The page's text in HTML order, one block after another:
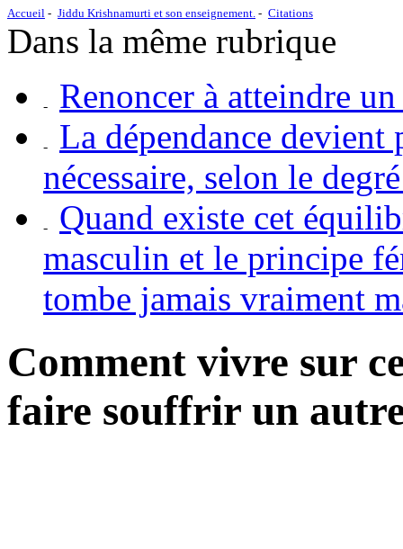
Accueil Jiddu Krishnamurti et son enseignement. Citations
Dans la même rubrique
Renoncer à atteindre
La dépendance
nécessaire, selon le
Quand existe cet
masculin et le principe
tombe jamais vraiment
Comment vivre sur
faire souffrir un